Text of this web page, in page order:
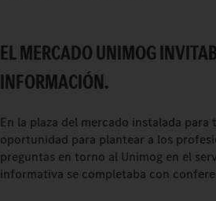
EL MERCADO UNIMOG
INFORMACIÓN.
En la plaza del mercado instalada
oportunidad para plantear a los
preguntas en torno al Unimog en el
informativa se completaba con